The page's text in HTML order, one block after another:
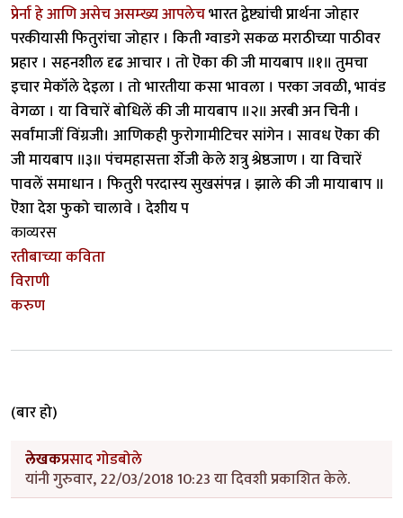
प्रेर्ना हे आणि असेच असम्ख्य आपलेचभारत द्वेष्ट्यांची प्रार्थना जोहार
परकीयासी फितुरांचा जोहार । किती ग्वाडगे सकळ मराठीच्या पाठीवर
प्रहार । सहनशील दृढ आचार । तो ऎका की जी मायबाप ॥१॥ तुमचा
इचार मेकॉले देइला । तो भारतीया कसा भावला । परका जवळी, भावंड
वेगळा । या विचारें बोधिलें की जी मायबाप ॥२॥ अरबी अन चिनी ।
सर्वांमाजीं विंग्रजी। आणिकही फुरोगामीटिचर सांगेन । सावध ऎका की
जी मायबाप ॥३॥ पंचमहासत्ता र्शेजी केले शत्रु श्रेष्ठजाण । या विचारें
पावलें समाधान । फितुरी परदास्य सुखसंपन्न । झाले की जी मायाबाप ॥
ऎशा देश फुको चालावे । देशीय प
काव्यरस
रतीबाच्या कविता
विराणी
करुण
(बार हो)
लेखकप्रसाद गोडबोले
यांनी गुरुवार, 22/03/2018 10:23 या दिवशी प्रकाशित केले.